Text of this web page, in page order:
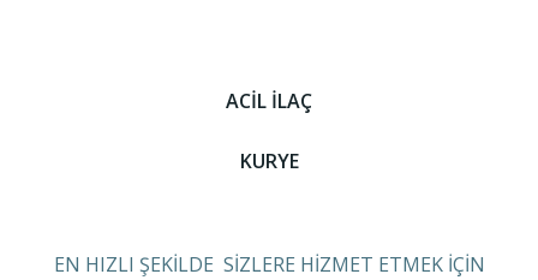
ACİL İLAÇ
KURYE
EN HIZLI ŞEKİLDE SİZLERE HİZMET ETMEK İÇİN